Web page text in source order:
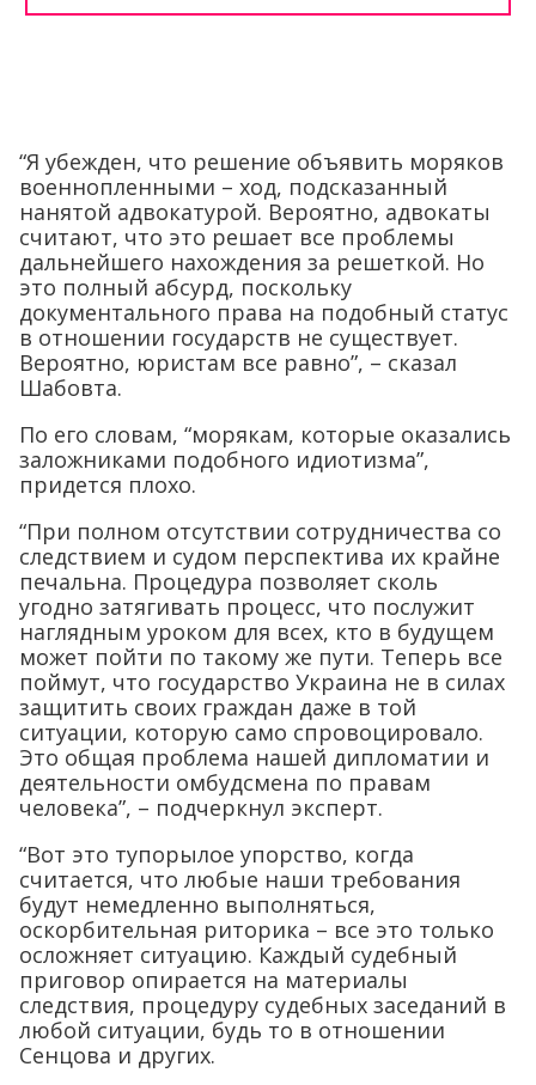
“Я убежден, что решение объявить моряков
военнопленными – ход, подсказанный
нанятой адвокатурой. Вероятно, адвокаты
считают, что это решает все проблемы
дальнейшего нахождения за решеткой. Но
это полный абсурд, поскольку
документального права на подобный статус
в отношении государств не существует.
Вероятно, юристам все равно”, – сказал
Шабовта.
По его словам, “морякам, которые оказались
заложниками подобного идиотизма”,
придется плохо.
“При полном отсутствии сотрудничества со
следствием и судом перспектива их крайне
печальна. Процедура позволяет сколь
угодно затягивать процесс, что послужит
наглядным уроком для всех, кто в будущем
может пойти по такому же пути. Теперь все
поймут, что государство Украина не в силах
защитить своих граждан даже в той
ситуации, которую само спровоцировало.
Это общая проблема нашей дипломатии и
деятельности омбудсмена по правам
человека”, – подчеркнул эксперт.
“Вот это тупорылое упорство, когда
считается, что любые наши требования
будут немедленно выполняться,
оскорбительная риторика – все это только
осложняет ситуацию. Каждый судебный
приговор опирается на материалы
следствия, процедуру судебных заседаний в
любой ситуации, будь то в отношении
Сенцова и других.